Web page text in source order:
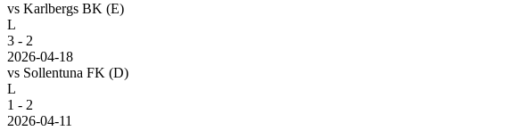
vs Karlbergs BK (E)
L
3 - 2
2026-04-18
vs Sollentuna FK (D)
L
1 - 2
2026-04-11